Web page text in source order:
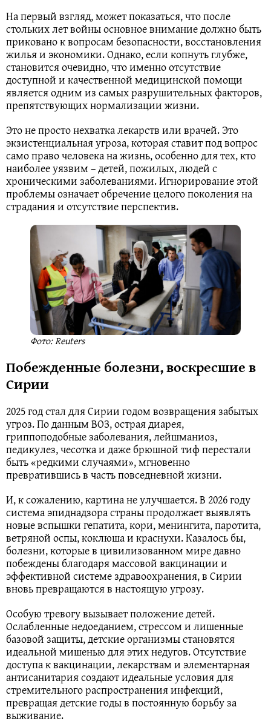
На первый взгляд, может показаться, что после
стольких лет войны основное внимание должно быть
приковано к вопросам безопасности, восстановления
жилья и экономики. Однако, если копнуть глубже,
становится очевидно, что именно отсутствие
доступной и качественной медицинской помощи
является одним из самых разрушительных факторов,
препятствующих нормализации жизни.
Это не просто нехватка лекарств или врачей. Это
экзистенциальная угроза, которая ставит под вопрос
само право человека на жизнь, особенно для тех, кто
наиболее уязвим – детей, пожилых, людей с
хроническими заболеваниями. Игнорирование этой
проблемы означает обречение целого поколения на
страдания и отсутствие перспектив.
Фото: Reuters
Побежденные болезни, воскресшие в
Сирии
2025 год стал для Сирии годом возвращения забытых
угроз. По данным ВОЗ, острая диарея,
гриппоподобные заболевания, лейшманиоз,
педикулез, чесотка и даже брюшной тиф перестали
быть «редкими случаями», мгновенно
превратившись в часть повседневной жизни.
И, к сожалению, картина не улучшается. В 2026 году
система эпиднадзора страны продолжает выявлять
новые вспышки гепатита, кори, менингита, паротита,
ветряной оспы, коклюша и краснухи. Казалось бы,
болезни, которые в цивилизованном мире давно
побеждены благодаря массовой вакцинации и
эффективной системе здравоохранения, в Сирии
вновь превращаются в настоящую угрозу.
Особую тревогу вызывает положение детей.
Ослабленные недоеданием, стрессом и лишенные
базовой защиты, детские организмы становятся
идеальной мишенью для этих недугов. Отсутствие
доступа к вакцинации, лекарствам и элементарная
антисанитария создают идеальные условия для
стремительного распространения инфекций,
превращая детские годы в постоянную борьбу за
выживание.